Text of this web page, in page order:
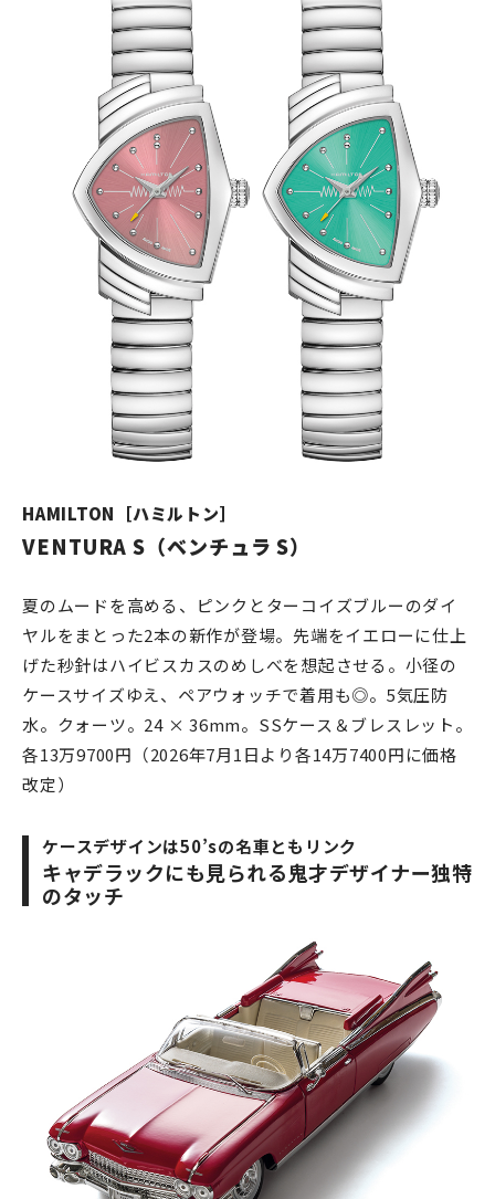
HAMILTON［ハミルトン］
VENTURA S（ベンチュラ S）
夏のムードを高める、ピンクとターコイズブルーのダイ
ヤルをまとった2本の新作が登場。先端をイエローに仕上
げた秒針はハイビスカスのめしべを想起させる。小径の
ケースサイズゆえ、ペアウォッチで着用も◎。5気圧防
水。クォーツ。24 × 36mm。SSケース＆ブレスレット。
各13万9700円（2026年7月1日より各14万7400円に価格
改定）
ケースデザインは50’sの名車ともリンク
キャデラックにも見られる鬼才デザイナー独特
のタッチ